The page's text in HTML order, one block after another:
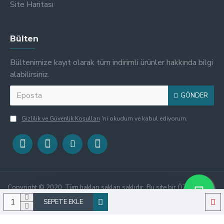
SEPETE EKLE
Site Haritası
Bülten
Bültenimize kayıt olarak tüm indirimli ürünler hakkında bilgi
alabilirsiniz.
GÖNDER
Gizlilik ve Güvenlik Koşulları 'ni okudum ve kabul ediyorum.
Copyright © 2020, Tüm hakları sakları saklıdır. Bu site bir ÖZBAĞ
markasıdır.